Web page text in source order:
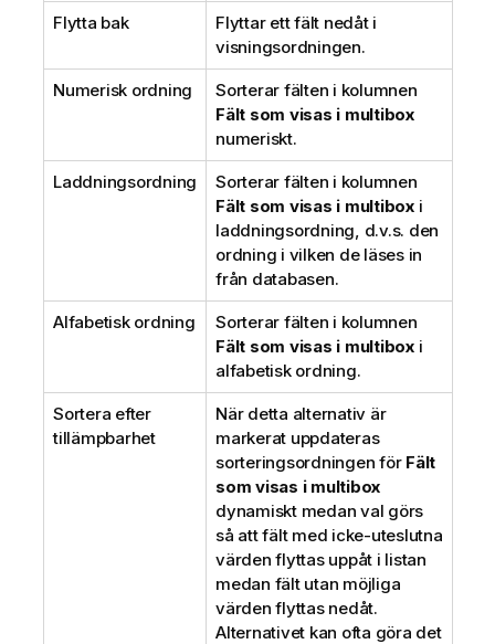
Flytta bak
Flyttar ett fält nedåt i
visningsordningen.
Numerisk ordning
Sorterar fälten i kolumnen
Fält som visas i multibox
numeriskt.
Laddningsordning
Sorterar fälten i kolumnen
Fält som visas i multiboxi
laddningsordning, d.v.s. den
ordning i vilken de läses in
från databasen.
Alfabetisk ordning
Sorterar fälten i kolumnen
Fält som visas i multiboxi
alfabetisk ordning.
Sortera efter
tillämpbarhet
När detta alternativ är
markerat uppdateras
sorteringsordningen för Fält
som visas i multibox
dynamiskt medan val görs
så att fält med icke-uteslutna
värden flyttas uppåt i listan
medan fält utan möjliga
värden flyttas nedåt.
Alternativet kan ofta göra det